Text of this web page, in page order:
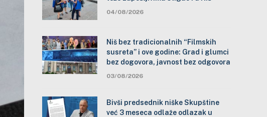
04/08/2026
Niš bez tradicionalnih “Filmskih
susreta” i ove godine: Grad i glumci
bez dogovora, javnost bez odgovora
03/08/2026
Bivši predsednik niške Skupštine
već 3 meseca odlaže odlazak u